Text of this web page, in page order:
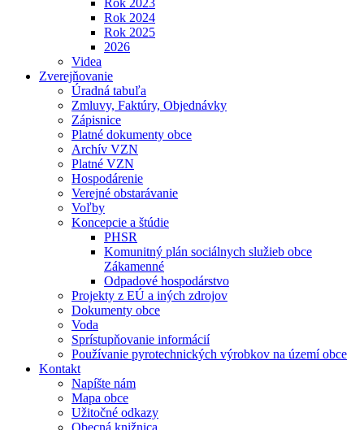
Rok 2023
Rok 2024
Rok 2025
2026
Videa
Zverejňovanie
Úradná tabuľa
Zmluvy, Faktúry, Objednávky
Zápisnice
Platné dokumenty obce
Archív VZN
Platné VZN
Hospodárenie
Verejné obstarávanie
Voľby
Koncepcie a štúdie
PHSR
Komunitný plán sociálnych služieb obce
Zákamenné
Odpadové hospodárstvo
Projekty z EÚ a iných zdrojov
Dokumenty obce
Voda
Sprístupňovanie informácií
Používanie pyrotechnických výrobkov na území obce
Kontakt
Napíšte nám
Mapa obce
Užitočné odkazy
Obecná knižnica